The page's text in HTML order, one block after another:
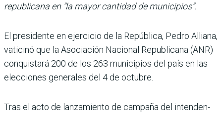
republicana en “la mayor cantidad de municipios”.
El presidente en ejercicio de la República, Pedro Alliana,
vaticinó que la Asociación Nacional Republicana (ANR)
conquistará 200 de los 263 municipios del país en las
elecciones generales del 4 de octubre.
Tras el acto de lanzamiento de campaña del intenden­